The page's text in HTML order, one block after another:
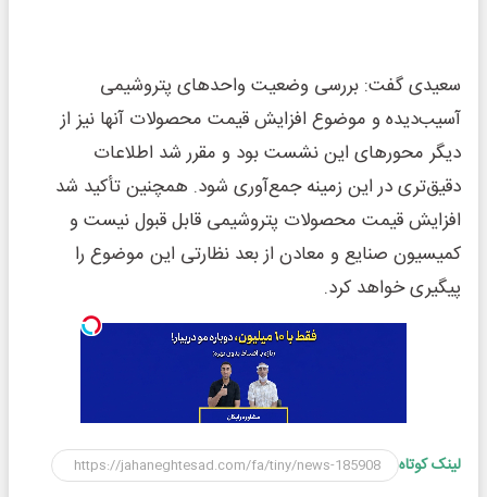
سعیدی گفت: بررسی وضعیت واحد‌های پتروشیمی
آسیب‌دیده و موضوع افزایش قیمت محصولات آنها نیز از
دیگر محور‌های این نشست بود و مقرر شد اطلاعات
دقیق‌تری در این زمینه جمع‌آوری شود. همچنین تأکید شد
افزایش قیمت محصولات پتروشیمی قابل قبول نیست و
کمیسیون صنایع و معادن از بعد نظارتی این موضوع را
پیگیری خواهد کرد.
لینک کوتاه